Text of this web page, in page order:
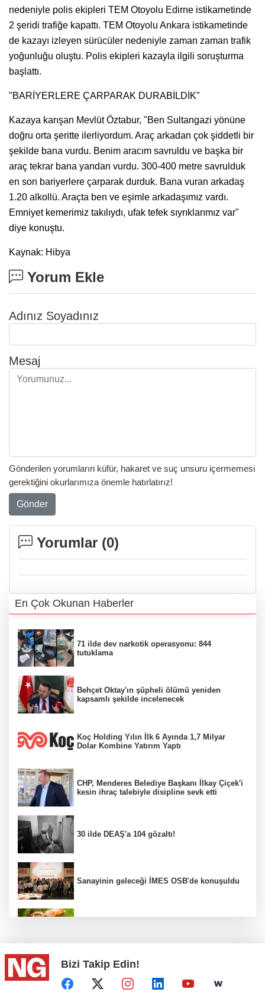
nedeniyle polis ekipleri TEM Otoyolu Edirne istikametinde
2 şeridi trafiğe kapattı. TEM Otoyolu Ankara istikametinde
de kazayı izleyen sürücüler nedeniyle zaman zaman trafik
yoğunluğu oluştu. Polis ekipleri kazayla ilgili soruşturma
başlattı.
"BARİYERLERE ÇARPARAK DURABİLDİK"
Kazaya karışan Mevlüt Öztabur, "Ben Sultangazi yönüne
doğru orta şeritte ilerliyordum. Araç arkadan çok şiddetli bir
şekilde bana vurdu. Benim aracım savruldu ve başka bir
araç tekrar bana yandan vurdu. 300-400 metre savrulduk
en son bariyerlere çarparak durduk. Bana vuran arkadaş
1.20 alkollü. Araçta ben ve eşimle arkadaşımız vardı.
Emniyet kemerimiz takılıydı, ufak tefek sıyrıklarımız var"
diye konuştu.
Kaynak: Hibya
Yorum Ekle
Adınız Soyadınız
Mesaj
Gönderilen yorumların küfür, hakaret ve suç unsuru içermemesi
gerektiğini okurlarımıza önemle hatırlatırız!
Gönder
Yorumlar (0)
En Çok Okunan Haberler
71 ilde dev narkotik operasyonu: 844
tutuklama
Behçet Oktay'ın şüpheli ölümü yeniden
kapsamlı şekilde incelenecek
Koç Holding Yılın İlk 6 Ayında 1,7 Milyar
Dolar Kombine Yatırım Yaptı
CHP, Menderes Belediye Başkanı İlkay Çiçek'i
kesin ihraç talebiyle disipline sevk etti
30 ilde DEAŞ'a 104 gözaltı!
Sanayinin geleceği İMES OSB'de konuşuldu
Türkiye, Suudi Arabistan ve Pakistan ortak
savunma anlaşması...
Bizi Takip Edin!